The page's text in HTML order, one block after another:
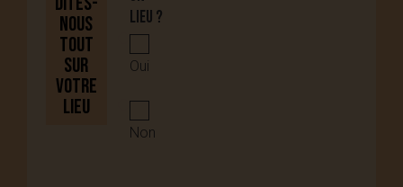
nous
tout
sur
votre
lieu
lieu ?
Oui
Non